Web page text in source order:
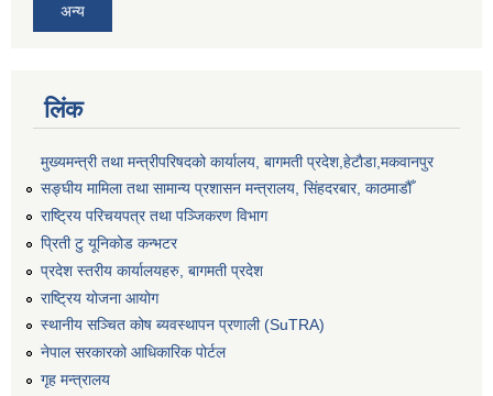
अन्य
लिंक
मुख्यमन्त्री तथा मन्त्रीपरिषदको कार्यालय, बागमती प्रदेश,हेटाैडा,मकवानपुर
सङ्‍घीय मामिला तथा सामान्य प्रशासन मन्त्रालय, सिंहदरबार, काठमाडौँ
राष्ट्रिय परिचयपत्र तथा पञ्जिकरण विभाग
प्रिती टु यूनिकोड कन्भटर
प्रदेश स्तरीय कार्यालयहरु, बागमती प्रदेश
राष्ट्रिय योजना आयोग
स्थानीय सञ्चित कोष ब्यवस्थापन प्रणाली (SuTRA)
नेपाल सरकारको आधिकारिक पोर्टल
गृह मन्त्रालय